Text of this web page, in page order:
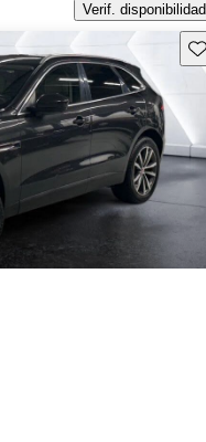
Verif. disponibilidad